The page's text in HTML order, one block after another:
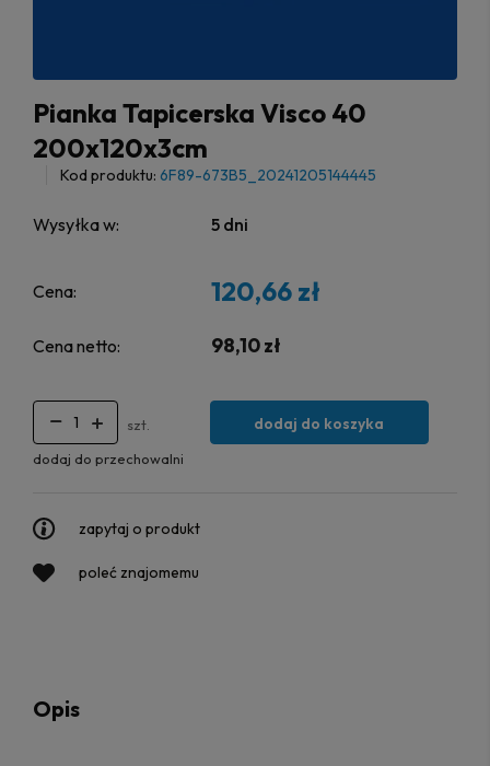
Pianka Tapicerska Visco 40
200x120x3cm
Kod produktu: 6F89-673B5_20241205144445
Wysyłka w: 5 dni
Cena: 120,66 zł
Cena netto: 98,10 zł
szt. dodaj do koszyka
dodaj do przechowalni
zapytaj o produkt
poleć znajomemu
Opis